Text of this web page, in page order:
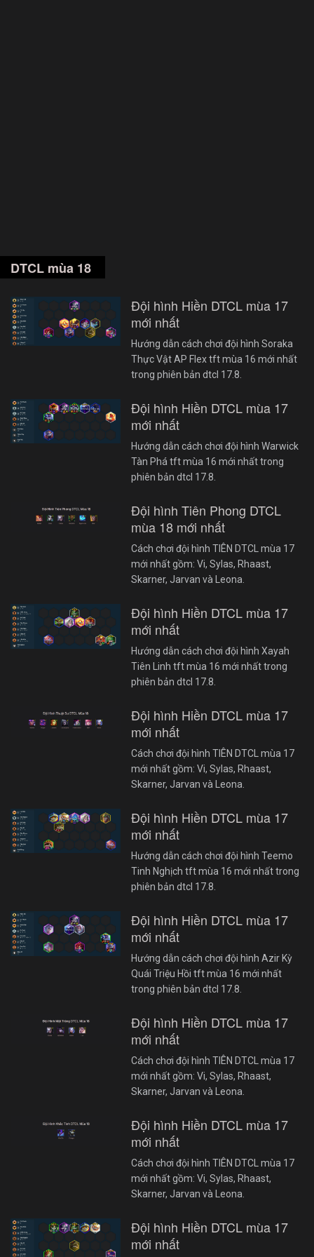
DTCL mùa 18
Đội hình Hiền DTCL mùa 17
mới nhất
Hướng dẫn cách chơi đội hình Soraka
Thực Vật AP Flex tft mùa 16 mới nhất
trong phiên bản dtcl 17.8.
Đội hình Hiền DTCL mùa 17
mới nhất
Hướng dẫn cách chơi đội hình Warwick
Tàn Phá tft mùa 16 mới nhất trong
phiên bản dtcl 17.8.
Đội hình Tiên Phong DTCL
mùa 18 mới nhất
Cách chơi đội hình TIÊN DTCL mùa 17
mới nhất gồm: Vi, Sylas, Rhaast,
Skarner, Jarvan và Leona.
Đội hình Hiền DTCL mùa 17
mới nhất
Hướng dẫn cách chơi đội hình Xayah
Tiên Linh tft mùa 16 mới nhất trong
phiên bản dtcl 17.8.
Đội hình Hiền DTCL mùa 17
mới nhất
Cách chơi đội hình TIÊN DTCL mùa 17
mới nhất gồm: Vi, Sylas, Rhaast,
Skarner, Jarvan và Leona.
Đội hình Hiền DTCL mùa 17
mới nhất
Hướng dẫn cách chơi đội hình Teemo
Tinh Nghịch tft mùa 16 mới nhất trong
phiên bản dtcl 17.8.
Đội hình Hiền DTCL mùa 17
mới nhất
Hướng dẫn cách chơi đội hình Azir Kỳ
Quái Triệu Hồi tft mùa 16 mới nhất
trong phiên bản dtcl 17.8.
Đội hình Hiền DTCL mùa 17
mới nhất
Cách chơi đội hình TIÊN DTCL mùa 17
mới nhất gồm: Vi, Sylas, Rhaast,
Skarner, Jarvan và Leona.
Đội hình Hiền DTCL mùa 17
mới nhất
Cách chơi đội hình TIÊN DTCL mùa 17
mới nhất gồm: Vi, Sylas, Rhaast,
Skarner, Jarvan và Leona.
Đội hình Hiền DTCL mùa 17
mới nhất